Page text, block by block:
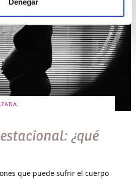
¿qué
que puede sufrir el cuerpo